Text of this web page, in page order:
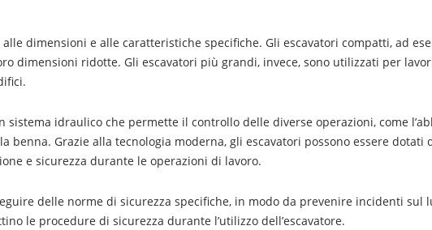
dimensioni e alle caratteristiche specifiche. Gli escavatori compatti, ad
dimensioni ridotte. Gli escavatori più grandi, invece, sono utilizzati per
idraulico che permette il controllo delle diverse operazioni, come
benna. Grazie alla tecnologia moderna, gli escavatori possono essere
e sicurezza durante le operazioni di lavoro.
delle norme di sicurezza specifiche, in modo da prevenire incidenti sul
le procedure di sicurezza durante l’utilizzo dell’escavatore.